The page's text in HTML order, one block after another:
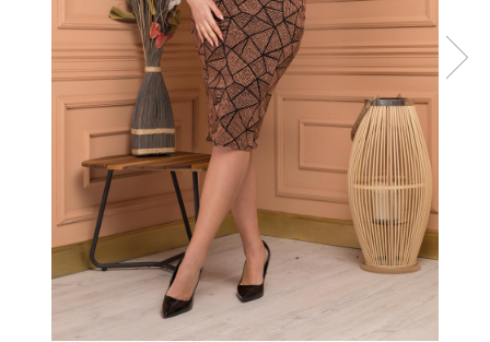
Rochii din dantela
Rochii cu paiete
Rochii din tul
Rochii din catifea
Rochii din Barbie/Bistrech
Rochii din saten
Rochii voal
Rochii cu imprimeu